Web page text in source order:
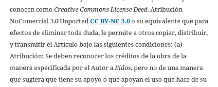
conocen como Creative Commons License Deed. Atribución-
NoComercial 3.0 UnportedCC BY-NC 3.0o su equivalente que para
efectos de eliminar toda duda, le permite a otros copiar, distribuir,
y transmitir el Artículo bajo las siguientes condiciones: (a)
Atribución: Se deben reconocer los créditos de la obra de la
manera especificada por el Autor aEidos, pero no de una manera
que sugiera que tiene su apoyo o que apoyan el uso que hace de su